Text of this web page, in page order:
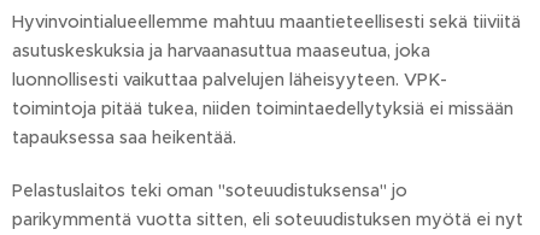
Hyvinvointialueellemme mahtuu maantieteellisesti sekä tiiviitä
asutuskeskuksia ja harvaanasuttua maaseutua, joka
luonnollisesti vaikuttaa palvelujen läheisyyteen. VPK-
toimintoja pitää tukea, niiden toimintaedellytyksiä ei missään
tapauksessa saa heikentää.
Pelastuslaitos teki oman "soteuudistuksensa" jo
parikymmentä vuotta sitten, eli soteuudistuksen myötä ei nyt